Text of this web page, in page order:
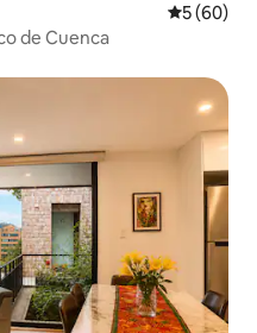
5 de uma
5 (60)
de Cuenca